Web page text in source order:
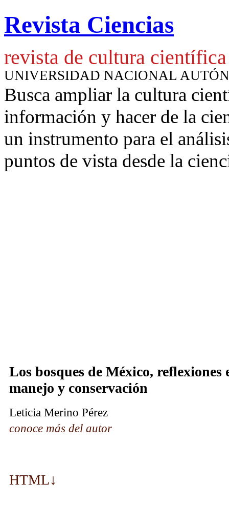
Revista Ciencias
revista de cultura científica
UNIVERSIDAD NACIONAL
Busca ampliar la cultura
información y hacer de la
un instrumento para el
puntos de vista desde la
Los bosques de México, reflexiones
manejo y conservación
Leticia Merino Pérez
conoce más del autor
HTML↓